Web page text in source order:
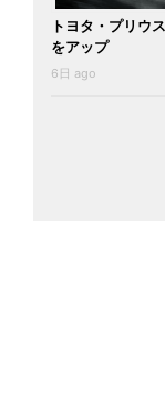
トヨタ・プリウ
をアップ
6日 ago